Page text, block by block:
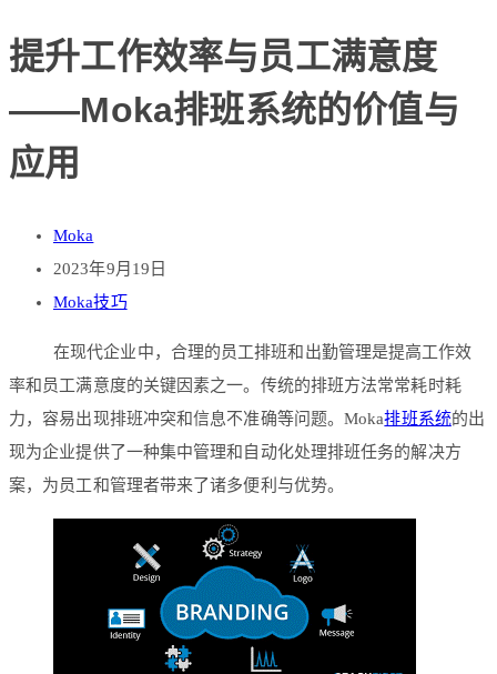
提升工作效率与员工满意度
——Moka排班系统的价值与
应用
Moka
2023年9月19日
Moka技巧
在现代企业中，合理的员工排班和出勤管理是提高工作效
率和员工满意度的关键因素之一。传统的排班方法常常耗时耗
力，容易出现排班冲突和信息不准确等问题。Moka排班系统的出
现为企业提供了一种集中管理和自动化处理排班任务的解决方
案，为员工和管理者带来了诸多便利与优势。